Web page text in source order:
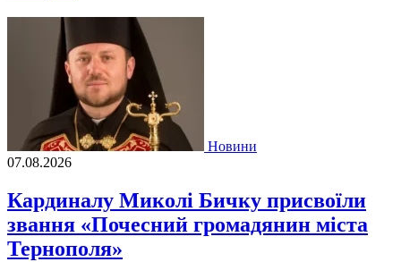
Новини
07.08.2026
Кардиналу Миколі Бичку присвоїли
звання «Почесний громадянин міста
Тернополя»